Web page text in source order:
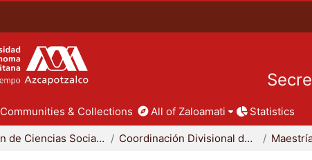
Communities & Collections All of Zaloamati Statistics
División de Ciencias Sociales y Humanidades Coordinación Divisional de Posgrado